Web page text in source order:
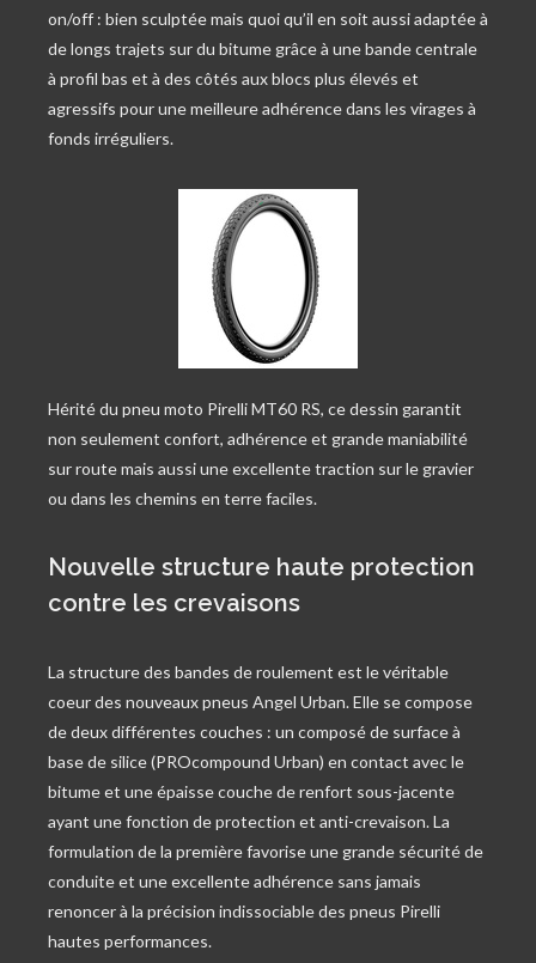
on/off : bien sculptée mais quoi qu’il en soit aussi adaptée à
de longs trajets sur du bitume grâce à une bande centrale
à profil bas et à des côtés aux blocs plus élevés et
agressifs pour une meilleure adhérence dans les virages à
fonds irréguliers.
Hérité du pneu moto Pirelli MT60 RS, ce dessin garantit
non seulement confort, adhérence et grande maniabilité
sur route mais aussi une excellente traction sur le gravier
ou dans les chemins en terre faciles.
Nouvelle structure haute protection
contre les crevaisons
La structure des bandes de roulement est le véritable
coeur des nouveaux pneus Angel Urban. Elle se compose
de deux différentes couches : un composé de surface à
base de silice (PROcompound Urban) en contact avec le
bitume et une épaisse couche de renfort sous-jacente
ayant une fonction de protection et anti-crevaison. La
formulation de la première favorise une grande sécurité de
conduite et une excellente adhérence sans jamais
renoncer à la précision indissociable des pneus Pirelli
hautes performances.